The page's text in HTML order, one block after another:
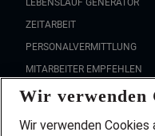
LEBENSLAUF GENERATOR
ZEITARBEIT
PERSONALVERMITTLUNG
MITARBEITER EMPFEHLEN
FAQ
Wir stellen ein!
DEINE BERUFSGRUPPE
Wir verwenden
Wir verwenden